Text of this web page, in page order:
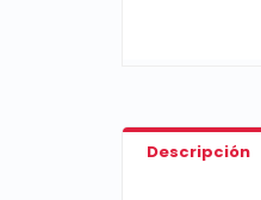
Descripción